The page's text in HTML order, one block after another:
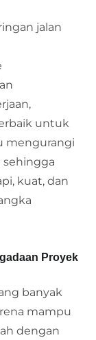
jalan
untuk
mengurangi
kuat, dan
Proyek
banyak
mampu
dengan